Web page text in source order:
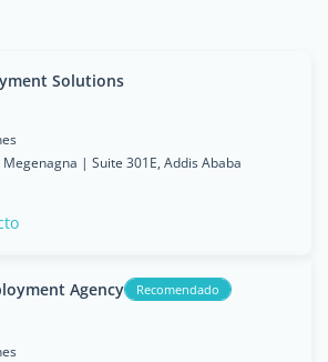
Solutions
| Suite 301E, Addis Ababa
Agency Recomendado